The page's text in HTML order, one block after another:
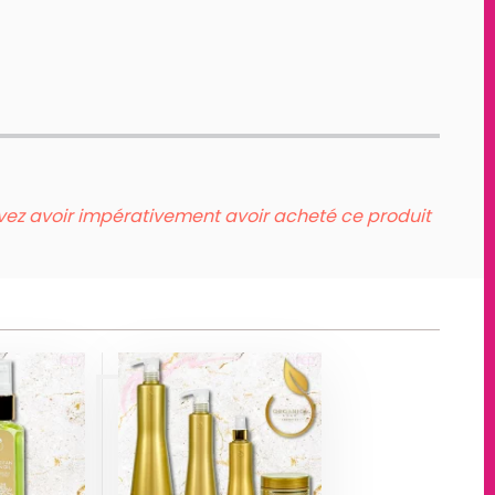
avoir impérativement avoir acheté ce produit
KIT BOTOX
ORGANIC
GOLD
Produits